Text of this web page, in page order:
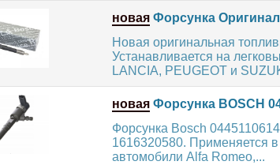
новая Форсунка Оригинал
Новая оригинальная
Устанавливается на
LANCIA, PEUGEOT и
новая Форсунка BOSCH
Форсунка Bosch
1616320580. Применяется
автомобили Alfa Romeo,...